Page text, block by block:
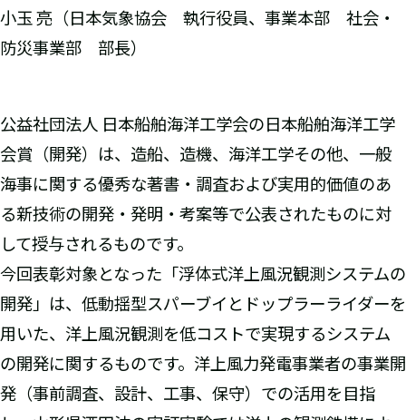
小玉 亮（日本気象協会 執行役員、事業本部 社会・
防災事業部 部長）
公益社団法人 日本船舶海洋工学会の日本船舶海洋工学
会賞（開発）は、造船、造機、海洋工学その他、一般
海事に関する優秀な著書・調査および実用的価値のあ
る新技術の開発・発明・考案等で公表されたものに対
して授与されるものです。
今回表彰対象となった「浮体式洋上風況観測システムの
開発」は、低動揺型スパーブイとドップラーライダーを
用いた、洋上風況観測を低コストで実現するシステム
の開発に関するものです。洋上風力発電事業者の事業開
発（事前調査、設計、工事、保守）での活用を目指